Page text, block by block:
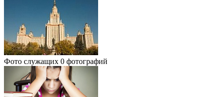
Фото служащих 0 фотографий